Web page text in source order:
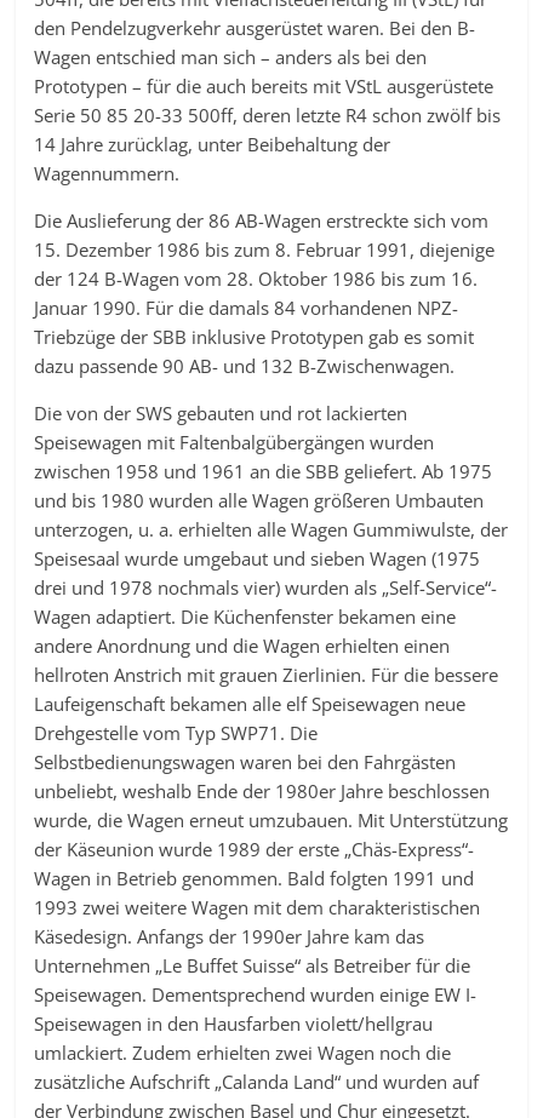
den Pendelzugverkehr ausgerüstet waren. Bei den B-
Wagen entschied man sich – anders als bei den
Prototypen – für die auch bereits mit VStL ausgerüstete
Serie 50 85 20-33 500ff, deren letzte R4 schon zwölf bis
14 Jahre zurücklag, unter Beibehaltung der
Wagennummern.
Die Auslieferung der 86 AB-Wagen erstreckte sich vom
15. Dezember 1986 bis zum 8. Februar 1991, diejenige
der 124 B-Wagen vom 28. Oktober 1986 bis zum 16.
Januar 1990. Für die damals 84 vorhandenen NPZ-
Triebzüge der SBB inklusive Prototypen gab es somit
dazu passende 90 AB- und 132 B-Zwischenwagen.
Die von der SWS gebauten und rot lackierten
Speisewagen mit Faltenbalgübergängen wurden
zwischen 1958 und 1961 an die SBB geliefert. Ab 1975
und bis 1980 wurden alle Wagen größeren Umbauten
unterzogen, u. a. erhielten alle Wagen Gummiwulste, der
Speisesaal wurde umgebaut und sieben Wagen (1975
drei und 1978 nochmals vier) wurden als „Self-Service“-
Wagen adaptiert. Die Küchenfenster bekamen eine
andere Anordnung und die Wagen erhielten einen
hellroten Anstrich mit grauen Zierlinien. Für die bessere
Laufeigenschaft bekamen alle elf Speisewagen neue
Drehgestelle vom Typ SWP71. Die
Selbstbedienungswagen waren bei den Fahrgästen
unbeliebt, weshalb Ende der 1980er Jahre beschlossen
wurde, die Wagen erneut umzubauen. Mit Unterstützung
der Käseunion wurde 1989 der erste „Chäs-Express“-
Wagen in Betrieb genommen. Bald folgten 1991 und
1993 zwei weitere Wagen mit dem charakteristischen
Käsedesign. Anfangs der 1990er Jahre kam das
Unternehmen „Le Buffet Suisse“ als Betreiber für die
Speisewagen. Dementsprechend wurden einige EW I-
Speisewagen in den Hausfarben violett/hellgrau
umlackiert. Zudem erhielten zwei Wagen noch die
zusätzliche Aufschrift „Calanda Land“ und wurden auf
der Verbindung zwischen Basel und Chur eingesetzt.